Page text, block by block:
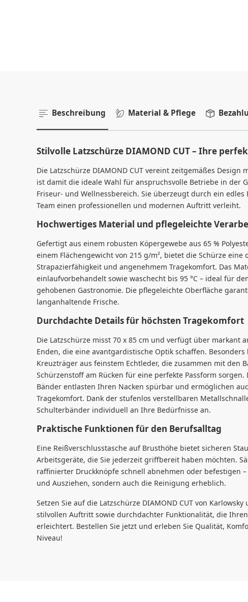
Beschreibung Material & Pflege
Stilvolle Latzschürze DIAMOND CUT – Ihre
Die Latzschürze DIAMOND CUT vereint zeitgemäßes
ist damit die ideale Wahl für anspruchsvolle Betriebe in der
Friseur- und Wellnessbereich. Sie überzeugt durch ein
Team einen professionellen und modernen Auftritt verleiht.
Hochwertiges Material und pflegeleichte
Gefertigt aus einem robusten Köpergewebe aus 65 %
einem Flächengewicht von 215 g/m², bietet die Schürze eine
Strapazierfähigkeit und angenehmem Tragekomfort. Das
einlaufvorbehandelt sowie waschecht bis 95 °C – ideal für
gehobenen Gastronomie. Die pflegeleichte Oberfläche
langanhaltende Frische.
Durchdachte Details für höchsten Tragekomfort
Die Latzschürze misst 70 x 85 cm und verfügt über markant
Enden, die eine avantgardistische Optik schaffen.
Kreuzträger aus feinstem Echtleder, die zusammen mit den
Schürzenstoff am Rücken für eine perfekte Passform
Bänder entlasten Ihren Nacken spürbar und ermöglichen
Tragekomfort. Dank der stufenlos verstellbaren
Schulterbänder individuell an Ihre Bedürfnisse an.
Praktische Funktionen für den Berufsalltag
Eine Reißverschlusstasche auf Brusthöhe bietet sicheren
Arbeitsgeräte, die Sie jederzeit griffbereit haben möchten.
raffinierter Druckknöpfe schnell abnehmen oder befestigen
und Ausziehen, sondern auch die Reinigung erheblich.
Setzen Sie auf die Latzschürze DIAMOND CUT von
stilvollen Auftritt sowie durchdachter Funktionalität, die
erleichtert. Bestellen Sie jetzt und erleben Sie Qualität,
Niveau!